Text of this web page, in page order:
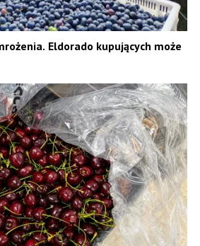
Eldorado kupujących może